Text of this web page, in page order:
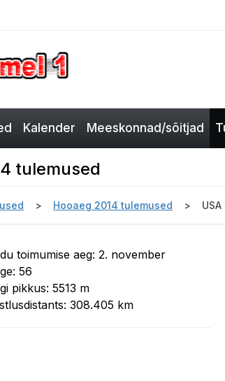
Kalender Meeskonnad/sõitjad
tulemused
Hooaeg 2014 tulemused
toimumise aeg: 2. november
56
pikkus: 5513 m
308.405 km
GP 2014